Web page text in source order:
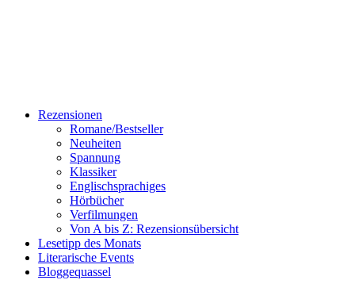
Rezensionen
Romane/Bestseller
Neuheiten
Spannung
Klassiker
Englischsprachiges
Hörbücher
Verfilmungen
Von A bis Z: Rezensionsübersicht
Lesetipp des Monats
Literarische Events
Bloggequassel